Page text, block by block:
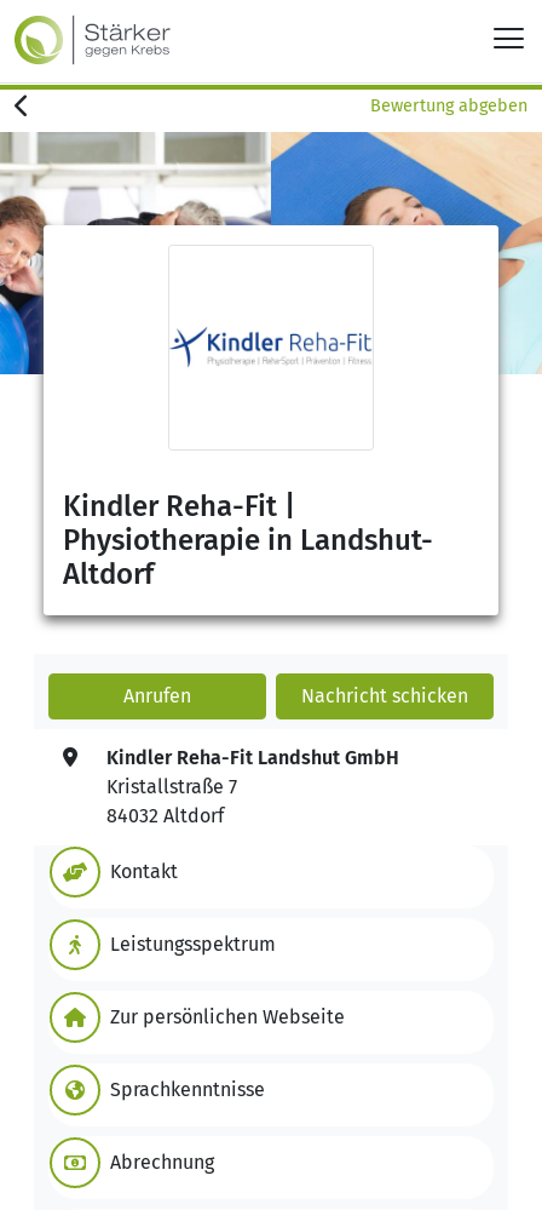
Bewertung abgeben
Kindler Reha-Fit |
Physiotherapie in Landshut-
Altdorf
Anrufen Nachricht schicken
Kindler Reha-Fit Landshut GmbH
Kristallstraße 7
84032 Altdorf
Kontakt
Leistungsspektrum
Zur persönlichen Webseite
Sprachkenntnisse
Abrechnung